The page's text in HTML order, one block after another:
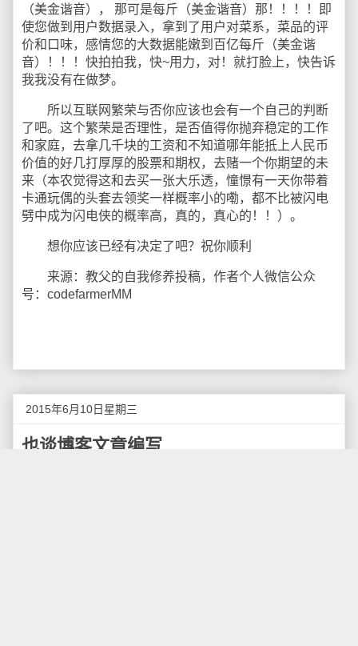
（美金谐音）， 那可是每斤（美金谐音）那！！！！即
使您做到用户数据录入，拿到了用户对菜系，菜品的评
价和口味，感情您的大数据能嫩到百亿每斤（美金谐
音）！！！快拍拍我，快~用力，对！就打脸上，快告诉
我我没有在做梦。
所以互联网繁荣与否你应该也会有一个自己的判断
了吧。这个繁荣是否理性，是否值得你抛弃稳定的工作
和家庭，去拿几千块的工资和不知道哪年能抵上人民币
价值的好几打厚厚的股票和期权，去赌一个你期望的未
来（本农觉得这和去买一张大乐透，憧憬有一天你带着
卡通玩偶的头套去领奖一样概率小的嘞，都不比被闪电
劈中成为闪电侠的概率高，真的，真心的！！）。
想你应该已经有决定了吧？祝你顺利
来源：教父的自我修养投稿，作者个人微信公众
号：codefarmerMM
2015年6月10日星期三
也谈博客文章编写